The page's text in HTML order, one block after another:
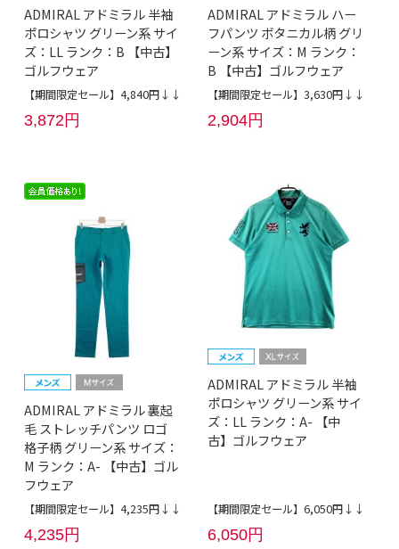
ADMIRAL アドミラル 半袖
ポロシャツ グリーン系 サイ
ズ：LL ランク：B 【中古】
ゴルフウェア
【期間限定セール】4,840円↓↓
3,872円
ADMIRAL アドミラル ハー
フパンツ ボタニカル柄 グリ
ーン系 サイズ：M ランク：
B 【中古】ゴルフウェア
【期間限定セール】3,630円↓↓
2,904円
ADMIRAL アドミラル 裏起
毛 ストレッチパンツ ロゴ
格子柄 グリーン系 サイズ：
M ランク：A- 【中古】ゴル
フウェア
【期間限定セール】4,235円↓↓
4,235円
ADMIRAL アドミラル 半袖
ポロシャツ グリーン系 サイ
ズ：LL ランク：A- 【中
古】ゴルフウェア
【期間限定セール】6,050円↓↓
6,050円